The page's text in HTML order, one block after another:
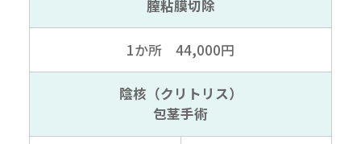
膣粘膜切除
1か所 44,000円
陰核（クリトリス）
包茎手術